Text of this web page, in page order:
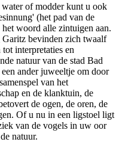
water of modder kunt u ook
(het pad van de
woord alle zintuigen aan.
bevinden zich twaalf
interpretaties en
natuur van de stad Bad
ander juweeltje om door
van het
en de klanktuin, de
de ogen, de oren, de
Of u nu in een ligstoel ligt
van de vogels in uw oor
natuur.